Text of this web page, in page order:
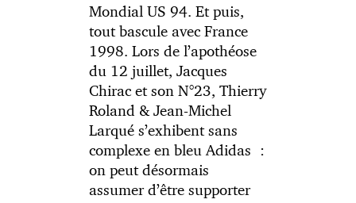
Mondial US 94. Et puis,
tout bascule avec France
1998. Lors de l’apothéose
du 12 juillet, Jacques
Chirac et son N°23, Thierry
Roland & Jean-Michel
Larqué s’exhibent sans
complexe en bleu Adidas :
on peut désormais
assumer d’être supporter